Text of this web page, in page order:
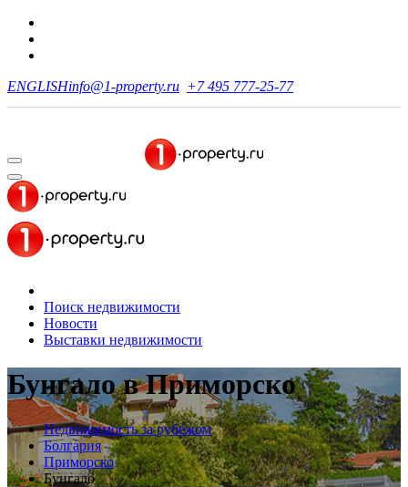
ENGLISHinfo@1-property.ru +7 495 777-25-77
Поиск недвижимости
Новости
Выставки недвижимости
Бунгалов Приморско
Недвижимость за рубежом
Болгария
Приморско
Бунгало